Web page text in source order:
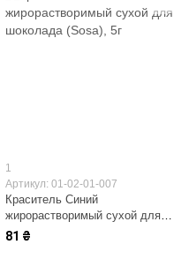
1
Артикул: 01-02-01-007
Краситель Синий
жирорастворимый сухой для
шоколада (Sosa)
81 ₴